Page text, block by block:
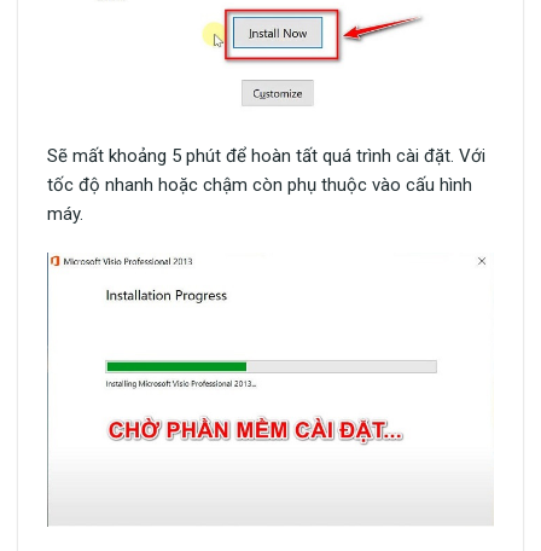
Sẽ mất khoảng 5 phút để hoàn tất quá trình cài đặt. Với
tốc độ nhanh hoặc chậm còn phụ thuộc vào cấu hình
máy.